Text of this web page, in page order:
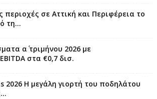
περιοχές σε Αττική και Περιφέρεια το
τη...
α΄ τριμήνου 2026 με
στα €0,7 δισ.
2026 Η μεγάλη γιορτή του ποδηλάτου